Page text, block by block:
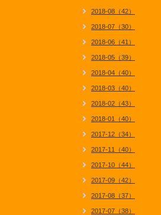
2018-08（42）
2018-07（30）
2018-06（41）
2018-05（39）
2018-04（40）
2018-03（40）
2018-02（43）
2018-01（40）
2017-12（34）
2017-11（40）
2017-10（44）
2017-09（42）
2017-08（37）
2017-07（38）